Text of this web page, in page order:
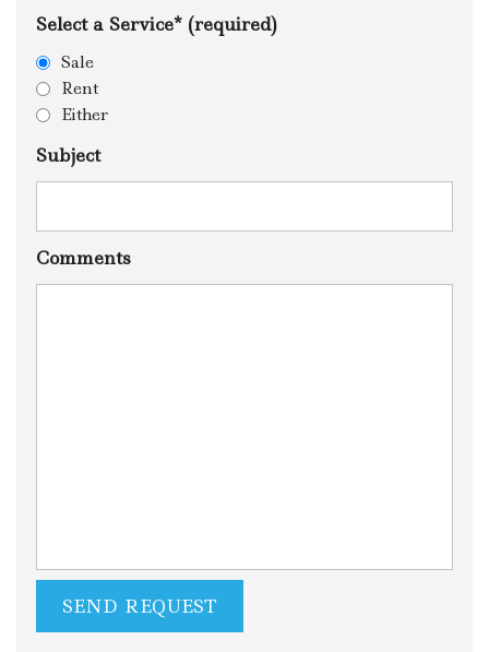
Select a Service* (required)
Sale
Rent
Either
Subject
Comments